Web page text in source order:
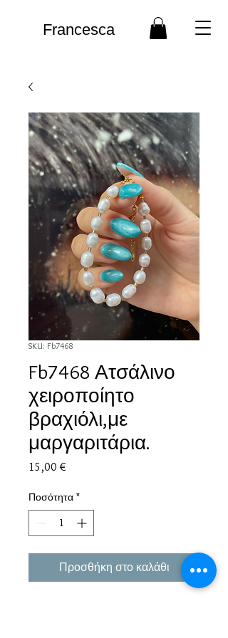
Francesca
SKU: Fb7468
Fb7468 Ατσάλινο
χειροποίητο
βραχιόλι,με
μαργαριτάρια.
15,00 €
Ποσότητα *
Προσθήκη στο καλάθι